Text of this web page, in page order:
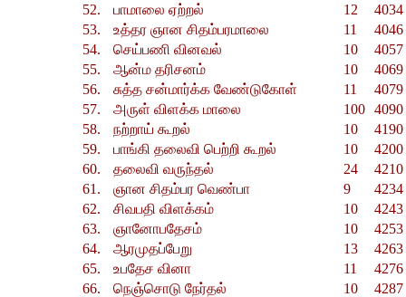
52.
பாமாலை ஏற்றல் 12
53.
உத்தர ஞான சிதம்பரமாலை 11
54.
செய்பணி வினவல் 10
55.
ஆன்ம தரிசனம் 10
56.
சுத்த சன்மார்க்க வேண்டுகோள் 11
57.
அருள் விளக்க மாலை 100
58.
நற்றாய் கூறல் 10
59.
பாங்கி தலைவி பெற்றி கூறல் 10
60.
தலைவி வருந்தல் 24
61.
ஞான சிதம்பர வெண்பா 9
62.
சிவபதி விளக்கம் 10
63.
ஞானோபதேசம் 10
64.
ஆரமுதப்பேறு 13
65.
உபதேச வினா 11
66.
நெஞ்சொடு நேர்தல் 10